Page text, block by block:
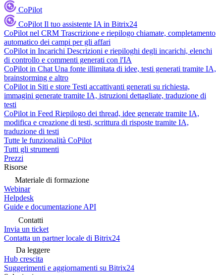
CoPilot
CoPilot Il tuo assistente IA in Bitrix24
CoPilot nel CRM Trascrizione e riepilogo chiamate, completamento
automatico dei campi per gli affari
CoPilot in Incarichi Descrizioni e riepiloghi degli incarichi, elenchi
di controllo e commenti generati con l'IA
CoPilot in Chat Una fonte illimitata di idee, testi generati tramite IA,
brainstorming e altro
CoPilot in Siti e store Testi accattivanti generati su richiesta,
immagini generate tramite IA, istruzioni dettagliate, traduzione di
testi
CoPilot in Feed Riepilogo dei thread, idee generate tramite IA,
modifica e creazione di testi, scrittura di risposte tramite IA,
traduzione di testi
Tutte le funzionalità CoPilot
Tutti gli strumenti
Prezzi
Risorse
Materiale di formazione
Webinar
Helpdesk
Guide e documentazione API
Contatti
Invia un ticket
Contatta un partner locale di Bitrix24
Da leggere
Hub crescita
Suggerimenti e aggiornamenti su Bitrix24